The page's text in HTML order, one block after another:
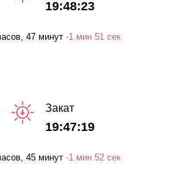
19:48:23
, 47 минут -1 мин 51 сек
Закат
19:47:19
, 45 минут -1 мин 52 сек